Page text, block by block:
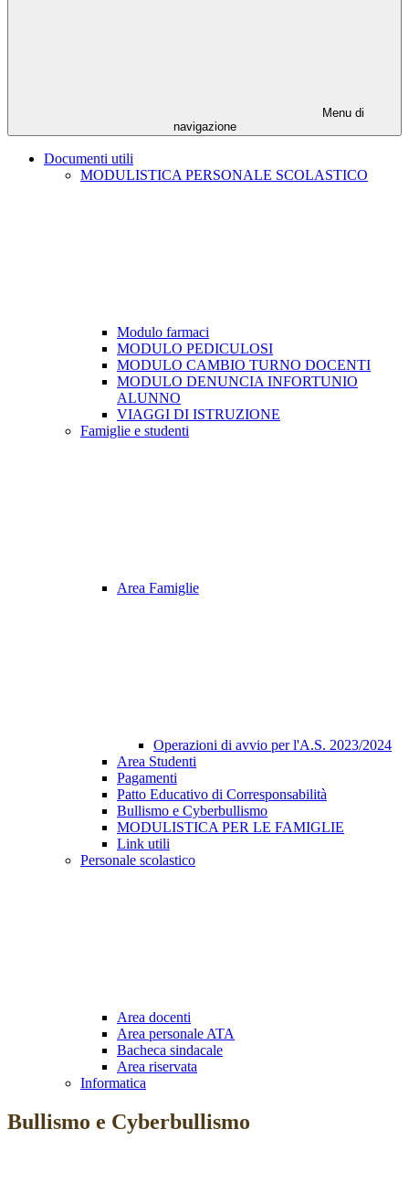
Menu di
navigazione
Documenti utili
MODULISTICA PERSONALE SCOLASTICO
Modulo farmaci
MODULO PEDICULOSI
MODULO CAMBIO TURNO DOCENTI
MODULO DENUNCIA INFORTUNIO
ALUNNO
VIAGGI DI ISTRUZIONE
Famiglie e studenti
Area Famiglie
Operazioni di avvio per l'A.S. 2023/2024
Area Studenti
Pagamenti
Patto Educativo di Corresponsabilità
Bullismo e Cyberbullismo
MODULISTICA PER LE FAMIGLIE
Link utili
Personale scolastico
Area docenti
Area personale ATA
Bacheca sindacale
Area riservata
Informatica
Bullismo e Cyberbullismo